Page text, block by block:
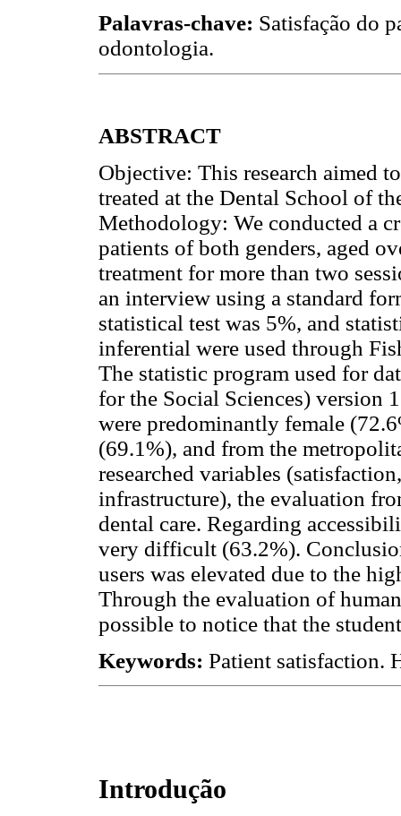
Palavras-chave: Satisfação do
odontologia.
ABSTRACT
Objective: This research aimed
treated at the Dental School of
Methodology: We conducted a
patients of both genders, aged
treatment for more than two
an interview using a standard
statistical test was 5%, and
inferential were used through
The statistic program used for
for the Social Sciences) version
were predominantly female
(69.1%), and from the
researched variables
infrastructure), the evaluation
dental care. Regarding
very difficult (63.2%).
users was elevated due to the
Through the evaluation of
possible to notice that the
Keywords: Patient satisfaction.
Introdução